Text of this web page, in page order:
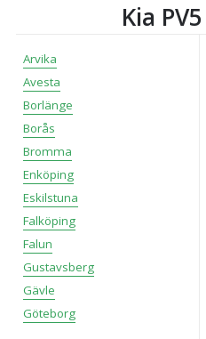
Kia PV5
Arvika
Avesta
Borlänge
Borås
Bromma
Enköping
Eskilstuna
Falköping
Falun
Gustavsberg
Gävle
Göteborg